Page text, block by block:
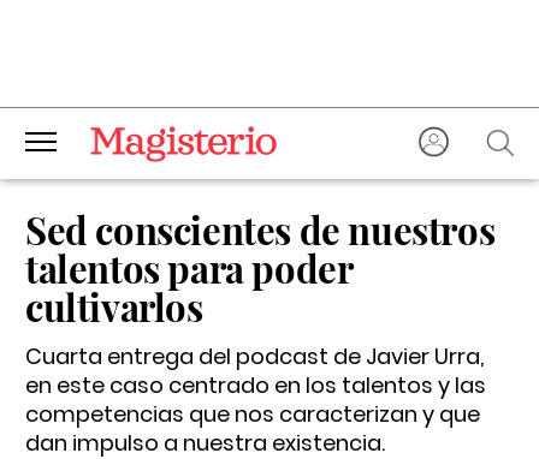
Sed conscientes de nuestros
talentos para poder
cultivarlos
Cuarta entrega del podcast de Javier Urra,
en este caso centrado en los talentos y las
competencias que nos caracterizan y que
dan impulso a nuestra existencia.